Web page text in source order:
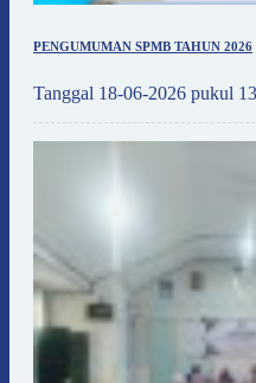
PENGUMUMAN SPMB TAHUN 2026
Tanggal 18-06-2026 pukul